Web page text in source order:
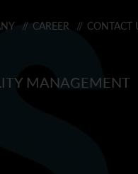
CAREER CONTACT
MANAGEMENT